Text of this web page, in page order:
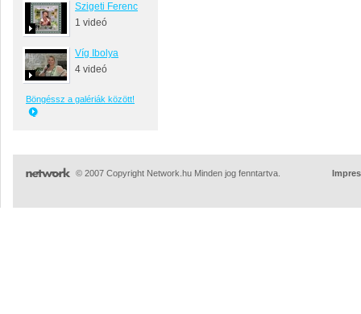
Szigeti Ferenc
1 videó
Víg Ibolya
4 videó
Böngéssz a galériák között!
© 2007 Copyright Network.hu Minden jog fenntartva.